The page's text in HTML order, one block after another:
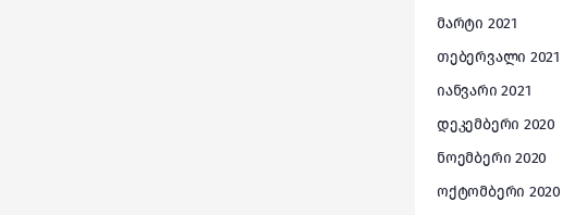
მარტი 2021
თებერვალი 2021
იანვარი 2021
დეკემბერი 2020
ნოემბერი 2020
ოქტომბერი 2020